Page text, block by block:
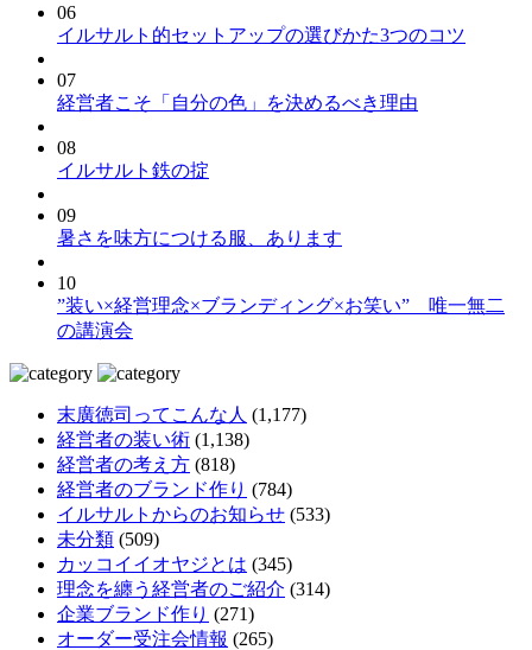
06
イルサルト的セットアップの選びかた3つのコツ
07
経営者こそ「自分の色」を決めるべき理由
08
イルサルト鉄の掟
09
暑さを味方につける服、あります
10
”装い×経営理念×ブランディング×お笑い” 唯一無二
の講演会
末廣徳司ってこんな人 (1,177)
経営者の装い術 (1,138)
経営者の考え方 (818)
経営者のブランド作り (784)
イルサルトからのお知らせ (533)
未分類 (509)
カッコイイオヤジとは (345)
理念を纏う経営者のご紹介 (314)
企業ブランド作り (271)
オーダー受注会情報 (265)